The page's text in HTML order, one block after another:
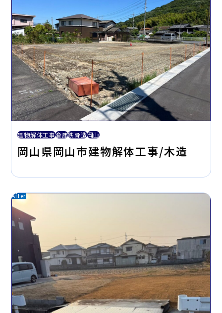
建物解体工事倉庫鉄骨造岡山
岡山県岡山市建物解体工事/木造